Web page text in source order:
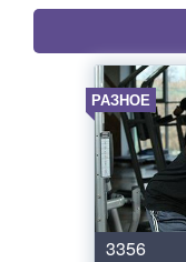
РАЗНОЕ
3356